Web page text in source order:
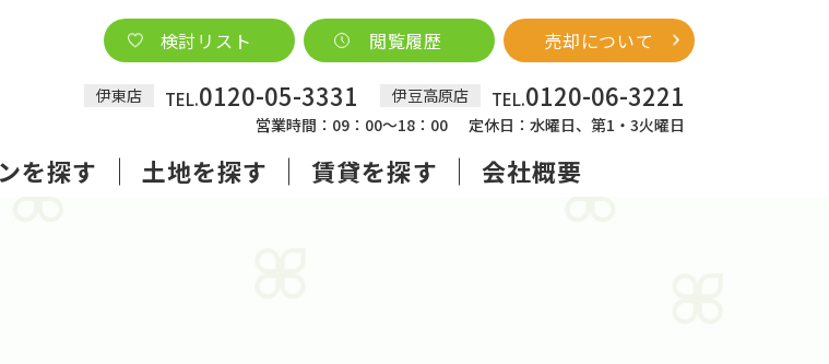
伊東店 TEL.0120-05-3331 伊豆高原店 TEL.0120-06-3221
営業時間：09：00～18：00 定休日：水曜日、第1・3火曜日
検討リスト 閲覧履歴 売却について
を探す 土地を探す 賃貸を探す 会社概要